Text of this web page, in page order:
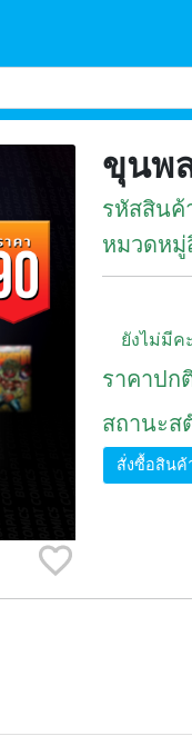
ขุนพ
รหัสสินค้
หมวดห
ยังไม่มีค
ราคาปก
สถานะส
สั่งซื้อสินค้